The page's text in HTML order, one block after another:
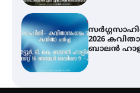
2026
ബാലൻ